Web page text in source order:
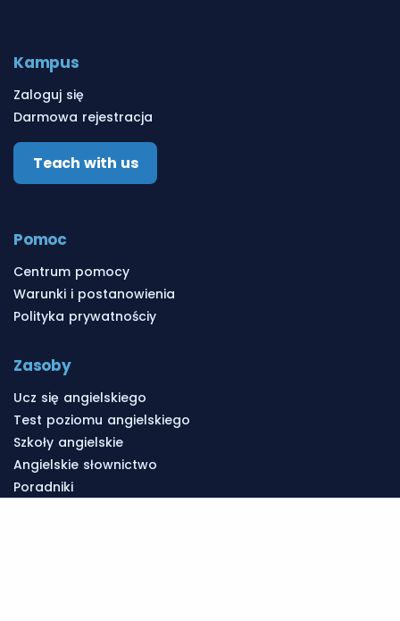
Kampus
Zaloguj się
Darmowa rejestracja
Teach with us
Pomoc
Centrum pomocy
Warunki i postanowienia
Polityka prywatnościy
Zasoby
Ucz się angielskiego
Test poziomu angielskiego
Szkoły angielskie
Angielskie słownictwo
Poradniki